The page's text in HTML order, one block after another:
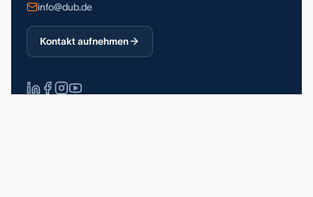
info@dub.de
Kontakt aufnehmen